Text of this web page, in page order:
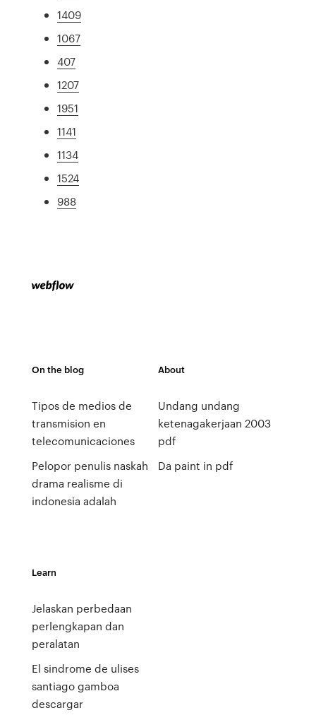
1409
1067
407
1207
1951
1141
1134
1524
988
On the blog
Tipos de medios de
transmision en
telecomunicaciones
Pelopor penulis naskah
drama realisme di
indonesia adalah
About
Undang undang
ketenagakerjaan 2003
pdf
Da paint in pdf
Learn
Jelaskan perbedaan
perlengkapan dan
peralatan
El sindrome de ulises
santiago gamboa
descargar